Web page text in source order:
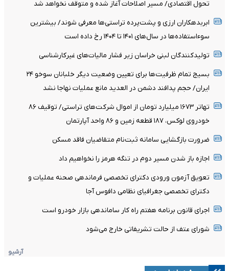
تحول اقتصادی/ مسیر اصلاحات آغاز شده و متوقف نخواهد شد
ابربدهکاران ارزی و پشت‌پرده تراستی‌ها معرفی شوند/ بیشترین
سوءاستفاده‌ها در سال‌های ۱۴۰۱ تا ۱۴۰۴ رخ داده است
تولیدکنندگان لبنی خراسان زیر فشار مالیات‌های غیرکارشناسی
بسیج تمام ظرفیت‌ها برای تعیین وضعیت دیگر خلبانان سوخو ۲۴
ایران/ حجم پدافند دشمن در العدید مانع عملیات نهاجا نشد
تهاتر ۱۶۷۳ میلیارد تومان از اموال شرکت‌های تراستی/ توقیف ۸۶
خودروی لوکس، ۱۸۷ قطعه زمین و ۸۶ واحد آپارتمان
ضرورت بازگشایی سامانه ثبت‌نام متقاضیان فاقد مسکن
اجازه باز شدن مسیر دوم در تنگه هرمز را نخواهیم داد
تعویق آزمون ورودی دکترای تخصصی فرماندهی صحنه عملیات و
دکترای تخصصی جغرافیای نظامی دافوس آجا
اجرای قانون برنامه هفتم راه کار ساماندهی بازار خودرو است
شورای عتف از حالت تشریفاتی خارج می‌شود
آرشیو